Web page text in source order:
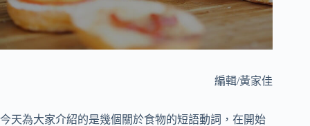
編輯/黃家佳
今天為大家介紹的是幾個關於食物的短語動詞，在開始